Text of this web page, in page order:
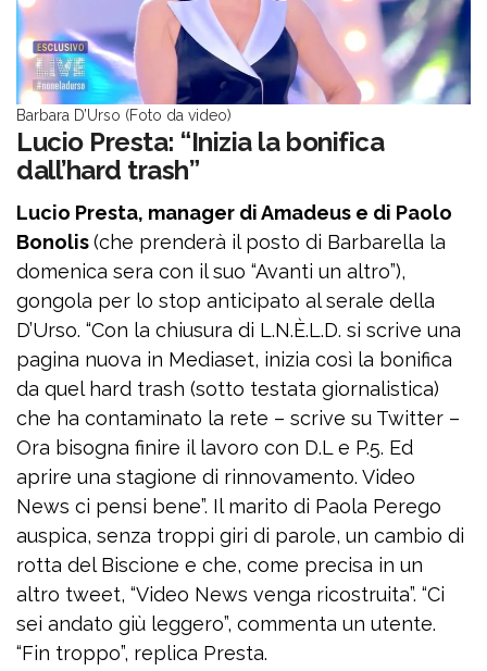
Barbara D’Urso (Foto da video)
Lucio Presta: “Inizia la bonifica
dall’hard trash”
Lucio Presta, manager di Amadeus e di Paolo
Bonolis(che prenderà il posto di Barbarella la
domenica sera con il suo “Avanti un altro”),
gongola per lo stop anticipato al serale della
D’Urso. “Con la chiusura di L.N.È.L.D. si scrive una
pagina nuova in Mediaset, inizia così la bonifica
da quel hard trash (sotto testata giornalistica)
che ha contaminato la rete – scrive su Twitter –
Ora bisogna finire il lavoro con D.L e P.5. Ed
aprire una stagione di rinnovamento. Video
News ci pensi bene”. Il marito di Paola Perego
auspica, senza troppi giri di parole, un cambio di
rotta del Biscione e che, come precisa in un
altro tweet, “Video News venga ricostruita”. “Ci
sei andato giù leggero”, commenta un utente.
“Fin troppo”, replica Presta.